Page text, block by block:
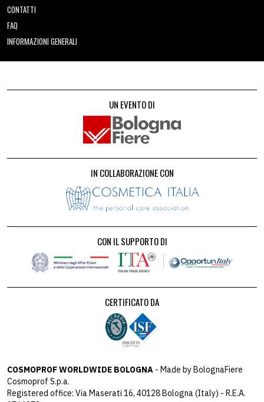
CONTATTI
FAQ
INFORMAZIONI GENERALI
UN EVENTO DI
IN COLLABORAZIONE CON
CON IL SUPPORTO DI
CERTIFICATO DA
COSMOPROF WORLDWIDE BOLOGNA - Made by BolognaFiere
Cosmoprof S.p.a.
Registered office: Via Maserati 16, 40128 Bologna (Italy) - R.E.A.